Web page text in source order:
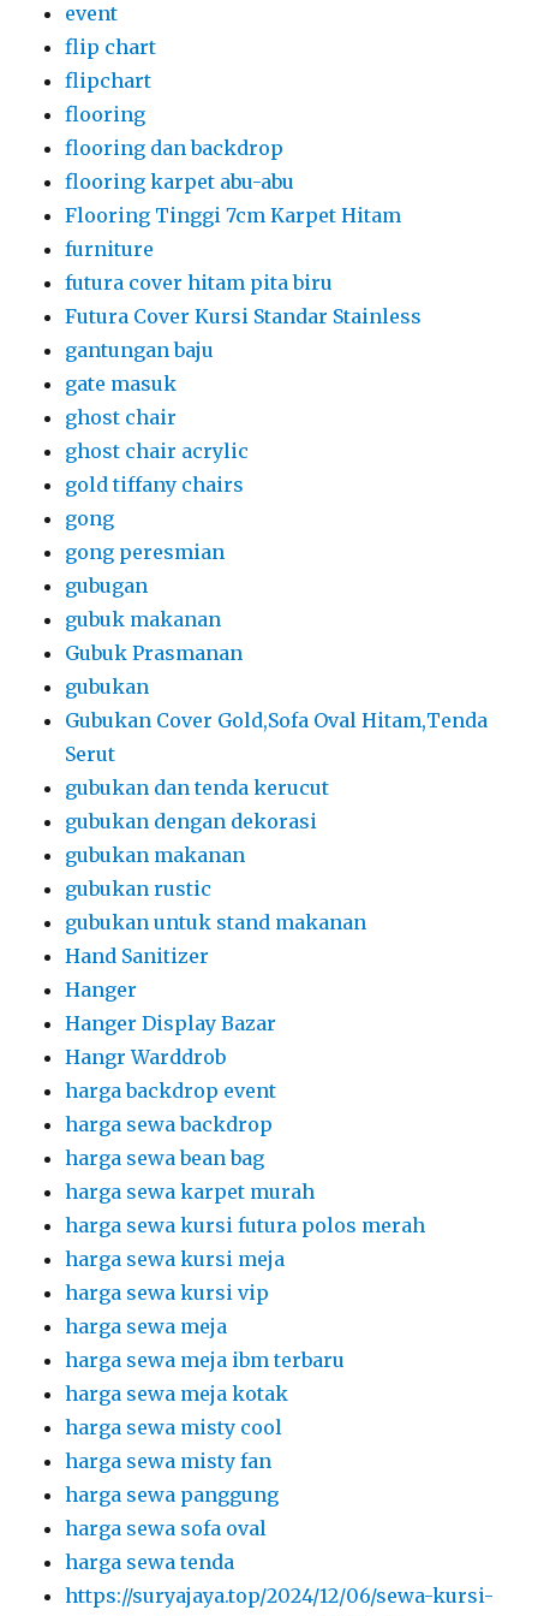
event
flip chart
flipchart
flooring
flooring dan backdrop
flooring karpet abu-abu
Flooring Tinggi 7cm Karpet Hitam
furniture
futura cover hitam pita biru
Futura Cover Kursi Standar Stainless
gantungan baju
gate masuk
ghost chair
ghost chair acrylic
gold tiffany chairs
gong
gong peresmian
gubugan
gubuk makanan
Gubuk Prasmanan
gubukan
Gubukan Cover Gold,Sofa Oval Hitam,Tenda
Serut
gubukan dan tenda kerucut
gubukan dengan dekorasi
gubukan makanan
gubukan rustic
gubukan untuk stand makanan
Hand Sanitizer
Hanger
Hanger Display Bazar
Hangr Warddrob
harga backdrop event
harga sewa backdrop
harga sewa bean bag
harga sewa karpet murah
harga sewa kursi futura polos merah
harga sewa kursi meja
harga sewa kursi vip
harga sewa meja
harga sewa meja ibm terbaru
harga sewa meja kotak
harga sewa misty cool
harga sewa misty fan
harga sewa panggung
harga sewa sofa oval
harga sewa tenda
https://suryajaya.top/2024/12/06/sewa-kursi-